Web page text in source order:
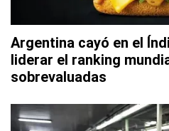
Argentina cayó en el
liderar el ranking
sobrevaluadas